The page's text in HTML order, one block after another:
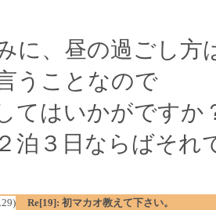
に、昼の過ごし方
うことなので
てはいかがですか
泊３日ならばそれ
Re[19]: 初マカオ教えて下さい。